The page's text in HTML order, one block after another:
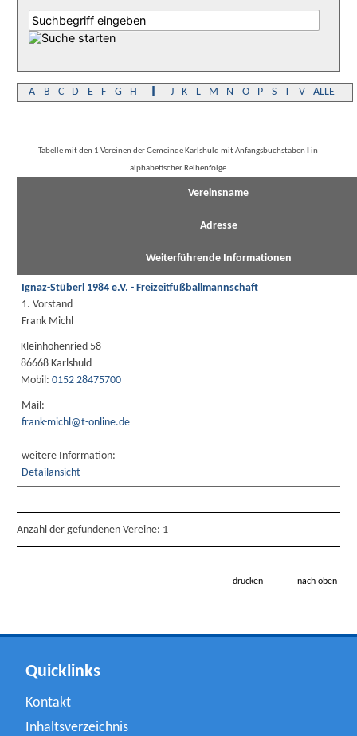
A B C D E F G H I J K L M N O P S T V ALLE
Tabelle mit den 1 Vereinen der Gemeinde Karlshuld mit Anfangsbuchstaben
in
alphabetischer Reihenfolge
Vereinsname
Adresse
Weiterführende Informationen
Ignaz-Stüberl 1984 e.V. - Freizeitfußballmannschaft
1. Vorstand
Frank Michl
Kleinhohenried 58
86668 Karlshuld
Mobil: 0152 28475700
Mail:
frank-michl@t-online.de
weitere Information:
Detailansicht
Anzahl der gefundenen Vereine: 1
drucken nach oben
Quicklinks
Kontakt
Inhaltsverzeichnis